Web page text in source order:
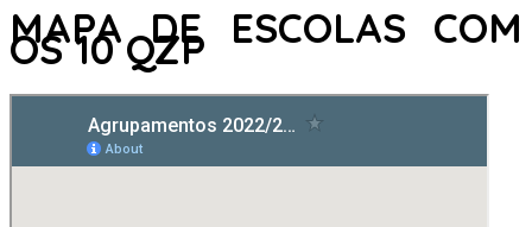
MAPA DE ESCOLAS COM
OS 10 QZP